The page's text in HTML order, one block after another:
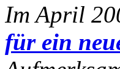
Im April
für ein